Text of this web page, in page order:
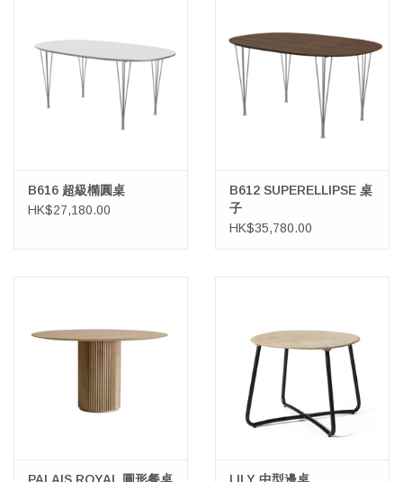
B616 超級橢圓桌
HK$27,180.00
B612 SUPERELLIPSE 桌
子
HK$35,780.00